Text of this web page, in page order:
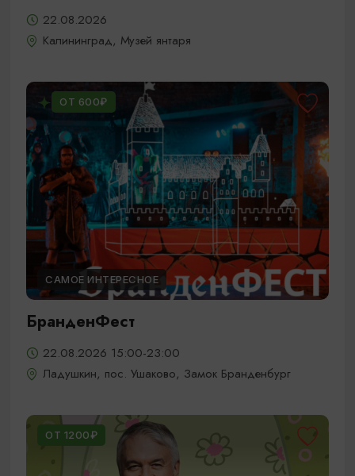
22.08.2026
Калининград, Музей янтаря
ОТ 600₽
САМОЕ ИНТЕРЕСНОЕ
БранденФест
22.08.2026 15:00-23:00
Ладушкин, пос. Ушаково, Замок Бранденбург
ОТ 1200₽